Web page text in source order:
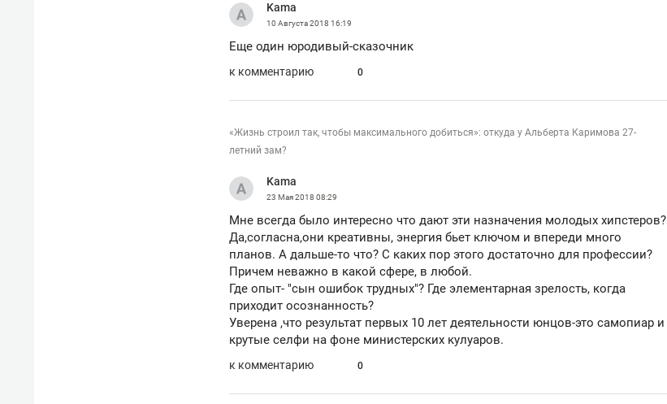
Kama
10 Августа 2018 16:19
Еще один юродивый-сказочник
к комментарию 0
«Жизнь строил так, чтобы максимального добиться»: откуда у Альберта Каримова 27-
летний зам?
Kama
23 Мая 2018 08:29
Мне всегда было интересно что дают эти назначения молодых хипстеров?
Да,согласна,они креативны, энергия бьет ключом и впереди много
планов. А дальше-то что? С каких пор этого достаточно для профессии?
Причем неважно в какой сфере, в любой.
Где опыт- "сын ошибок трудных"? Где элементарная зрелость, когда
приходит осознанность?
Уверена ,что результат первых 10 лет деятельности юнцов-это самопиар и
крутые селфи на фоне министерских кулуаров.
к комментарию 0